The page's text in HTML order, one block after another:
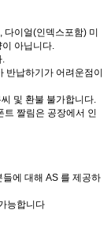
이얼(인덱스포함) 미
아닙니다.
.
반납하기가 어려운점이
및 환불 불가합니다.
짤림은 공장에서 인
에 대해 AS 를 제공하
능합니다